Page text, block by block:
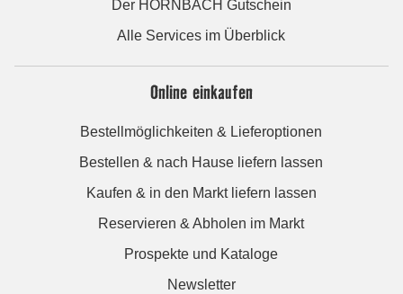
Der HORNBACH Gutschein
Alle Services im Überblick
Online einkaufen
Bestellmöglichkeiten & Lieferoptionen
Bestellen & nach Hause liefern lassen
Kaufen & in den Markt liefern lassen
Reservieren & Abholen im Markt
Prospekte und Kataloge
Newsletter